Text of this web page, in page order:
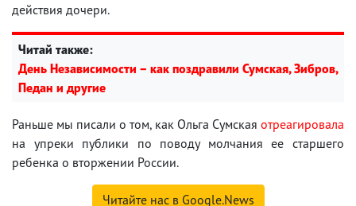
действия дочери.
Читай также:
День Независимости – как поздравили Сумская, Зибров,
Педан и другие
Раньше мы писали о том, как Ольга Сумская отреагировала
на упреки публики по поводу молчания ее старшего
ребенка о вторжении России.
Читайте нас в Google.News